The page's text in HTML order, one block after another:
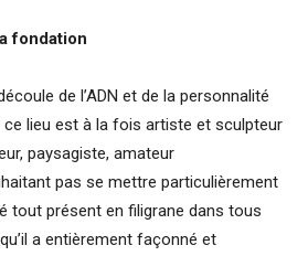
fondation
de l’ADN et de la personnalité
ce lieu est à la fois artiste et sculpteur
paysagiste, amateur
pas se mettre particulièrement
tout présent en filigrane dans tous
a entièrement façonné et